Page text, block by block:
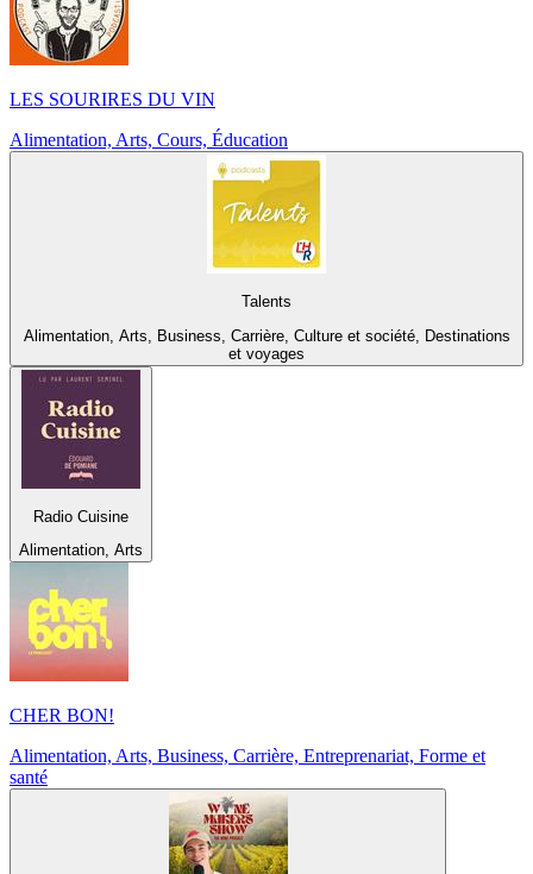
LES SOURIRES DU VIN
Alimentation, Arts, Cours, Éducation
Talents
Alimentation, Arts, Business, Carrière, Culture et société, Destinations
et voyages
Radio Cuisine
Alimentation, Arts
CHER BON!
Alimentation, Arts, Business, Carrière, Entreprenariat, Forme et
santé